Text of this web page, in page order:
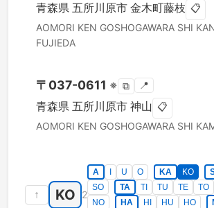
青森県 五所川原市 金木町藤枝 📋
AOMORI KEN GOSHOGAWARA SHI
FUJIEDA
〒 037-0611 ※ ⧉ 📍
青森県 五所川原市 神山 📋
AOMORI KEN GOSHOGAWARA SHI
↑ KO 2
A U O KA KO
SO
TA TI TU TE TO
NO
HA HI HU HO